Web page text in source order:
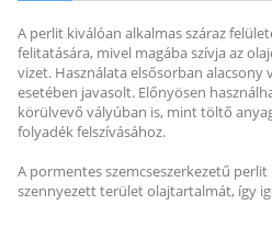
A perlit kiválóan alkalmas száraz
felitatására, mivel magába szívja az
vizet. Használata elsősorban alacsony
esetében javasolt. Előnyösen
körülvevő vályúban is, mint töltő
folyadék felszívásához.
A pormentes szemcseszerkezetű
szennyezett terület olajtartalmát, így